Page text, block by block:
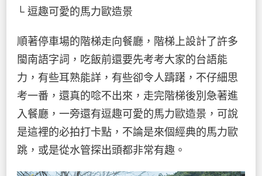
└ 逗趣可愛的馬力歐造景
順著停車場的階梯走向餐廳，階梯上設計了許多
閩南語字詞，吃飯前還要先考考大家的台語能
力，有些耳熟能詳，有些卻令人躊躇，不仔細思
考一番，還真的唸不出來，走完階梯後別急著進
入餐廳，一旁還有逗趣可愛的馬力歐造景，可說
是這裡的必拍打卡點，不論是來個經典的馬力歐
跳，或是從水管探出頭都非常有趣。